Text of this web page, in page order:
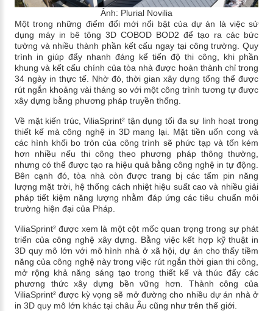
Ảnh: Plurial Novilia
Một trong những điểm đổi mới nổi bật của dự án là việc sử
dụng máy in bê tông 3D COBOD BOD2 để tạo ra các bức
tường và nhiều thành phần kết cấu ngay tại công trường. Quy
trình in giúp đẩy nhanh đáng kể tiến độ thi công, khi phần
khung và kết cấu chính của tòa nhà được hoàn thành chỉ trong
34 ngày in thực tế. Nhờ đó, thời gian xây dựng tổng thể được
rút ngắn khoảng vài tháng so với một công trình tương tự được
xây dựng bằng phương pháp truyền thống.
Về mặt kiến trúc, ViliaSprint² tận dụng tối đa sự linh hoạt trong
thiết kế mà công nghệ in 3D mang lại. Mặt tiền uốn cong và
các hình khối bo tròn của công trình sẽ phức tạp và tốn kém
hơn nhiều nếu thi công theo phương pháp thông thường,
nhưng có thể được tạo ra hiệu quả bằng công nghệ in tự động.
Bên cạnh đó, tòa nhà còn được trang bị các tấm pin năng
lượng mặt trời, hệ thống cách nhiệt hiệu suất cao và nhiều giải
pháp tiết kiệm năng lượng nhằm đáp ứng các tiêu chuẩn môi
trường hiện đại của Pháp.
ViliaSprint² được xem là một cột mốc quan trọng trong sự phát
triển của công nghệ xây dựng. Bằng việc kết hợp kỹ thuật in
3D quy mô lớn với mô hình nhà ở xã hội, dự án cho thấy tiềm
năng của công nghệ này trong việc rút ngắn thời gian thi công,
mở rộng khả năng sáng tạo trong thiết kế và thúc đẩy các
phương thức xây dựng bền vững hơn. Thành công của
ViliaSprint² được kỳ vọng sẽ mở đường cho nhiều dự án nhà ở
in 3D quy mô lớn khác tại châu Âu cũng như trên thế giới.